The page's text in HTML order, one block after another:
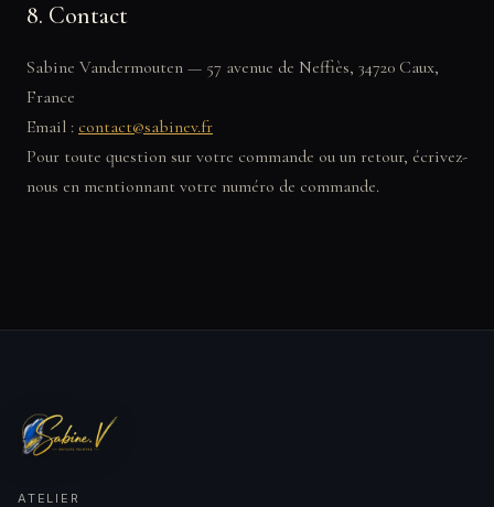
8. Contact
Sabine Vandermouten — 57 avenue de Neffiès, 34720 Caux,
France
Email : contact@sabinev.fr
Pour toute question sur votre commande ou un retour, écrivez-
nous en mentionnant votre numéro de commande.
ATELIER